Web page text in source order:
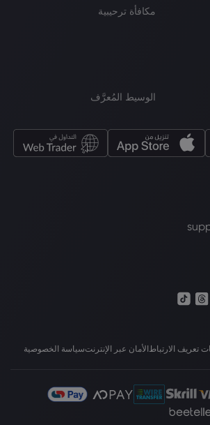
مكافأة ترحيبية
الوسيط المُعرَّف
تعريف الارتباط الأمان عبر الإنترنتسياسة الخصوصية